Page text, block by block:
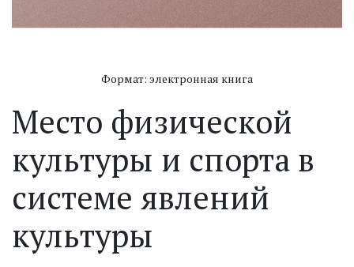
Формат: электронная книга
Место физической
культуры и спорта в
системе явлений
культуры